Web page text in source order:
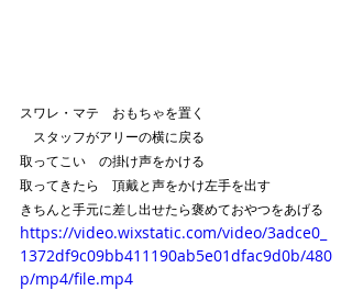
スワレ・マテ　おもちゃを置く
スタッフがアリーの横に戻る
取ってこい　の掛け声をかける
取ってきたら　頂戴と声をかけ左手を出す
きちんと手元に差し出せたら褒めておやつをあげる
https://video.wixstatic.com/video/3adce0_
1372df9c09bb411190ab5e01dfac9d0b/480
p/mp4/file.mp4